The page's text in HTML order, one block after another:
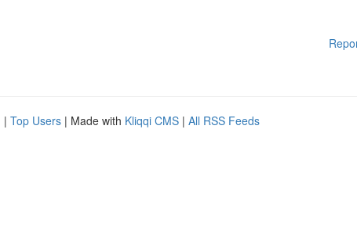
| Top Users | Made with Kliqqi CMS | All RSS Feeds